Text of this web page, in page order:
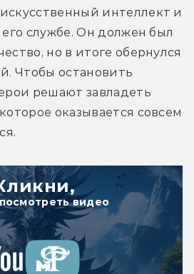
интеллект и
службе. Он должен был
но в итоге обернулся
Чтобы остановить
решают завладеть
оказывается совсем
видео